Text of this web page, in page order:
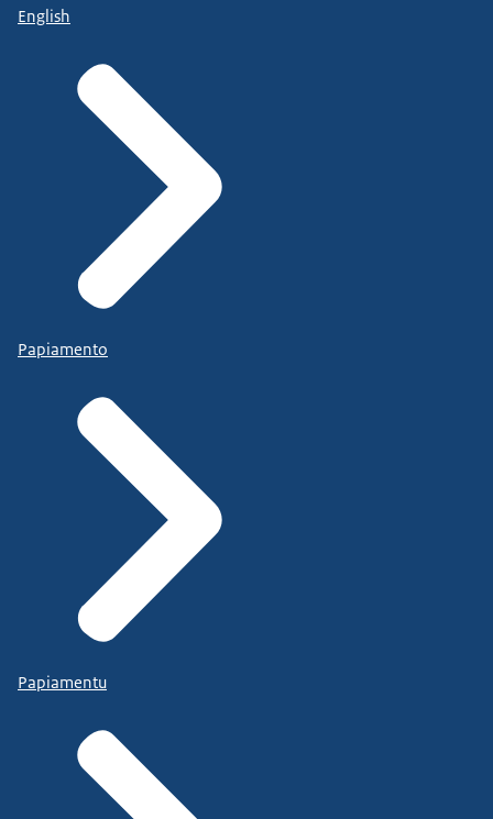
English
Papiamento
Papiamentu